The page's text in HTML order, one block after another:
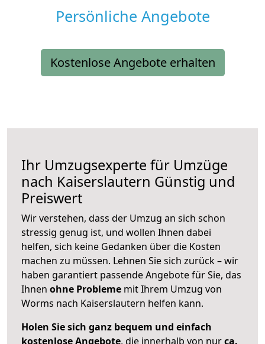
Persönliche Angebote
Kostenlose Angebote erhalten
Ihr Umzugsexperte für Umzüge
nach Kaiserslautern Günstig und
Preiswert
Wir verstehen, dass der Umzug an sich schon
stressig genug ist, und wollen Ihnen dabei
helfen, sich keine Gedanken über die Kosten
machen zu müssen. Lehnen Sie sich zurück – wir
haben garantiert passende Angebote für Sie, das
Ihnen ohne Probleme mit Ihrem Umzug von
Worms nach Kaiserslautern helfen kann.
Holen Sie sich ganz bequem und einfach
kostenlose Angebote, die innerhalb von nurca.